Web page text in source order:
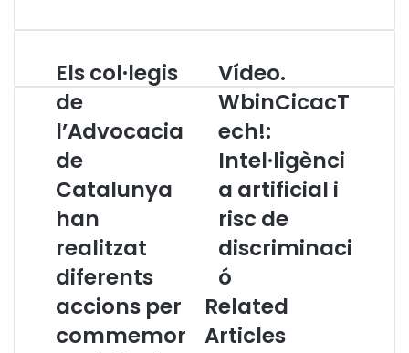
E
l
s
c
l
·
e
i
s
e
l
Els col·legis
de
l’Advocacia
de
Catalunya
han
realitzat
diferents
accions per
commemor
V
í
d
e
W
b
C
i
a
c
Vídeo.
WbinCicacT
ech!:
Intel·ligènci
a artificial i
risc de
discriminaci
ó
Related
Articles